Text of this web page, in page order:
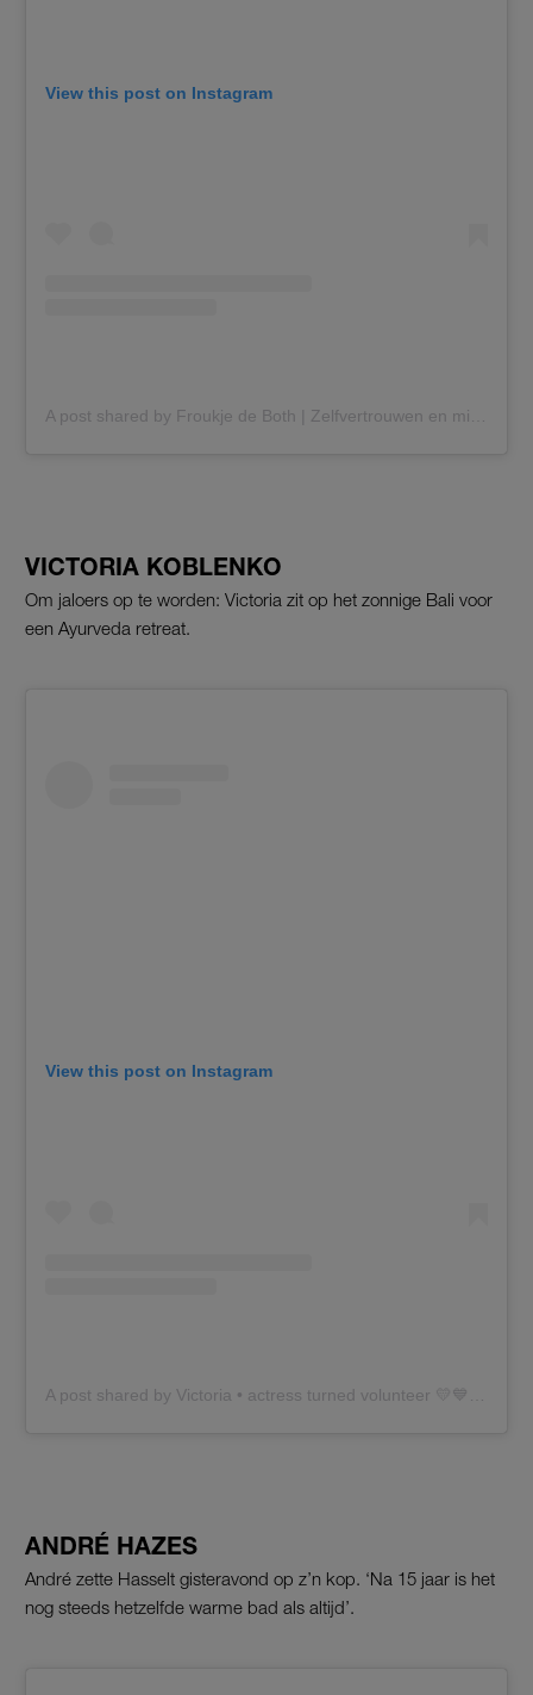
View this post on Instagram
VICTORIA KOBLENKO
Om jaloers op te worden: Victoria zit op het zonnige Bali voor
een Ayurveda retreat.
View this post on Instagram
ANDRÉ HAZES
André zette Hasselt gisteravond op z’n kop. ‘Na 15 jaar is het
nog steeds hetzelfde warme bad als altijd’.